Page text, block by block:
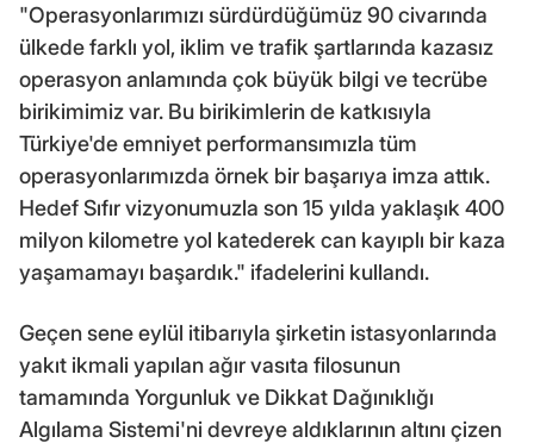
"Operasyonlarımızı sürdürdüğümüz 90 civarında
ülkede farklı yol, iklim ve trafik şartlarında kazasız
operasyon anlamında çok büyük bilgi ve tecrübe
birikimimiz var. Bu birikimlerin de katkısıyla
Türkiye'de emniyet performansımızla tüm
operasyonlarımızda örnek bir başarıya imza attık.
Hedef Sıfır vizyonumuzla son 15 yılda yaklaşık 400
milyon kilometre yol katederek can kayıplı bir kaza
yaşamamayı başardık." ifadelerini kullandı.
Geçen sene eylül itibarıyla şirketin istasyonlarında
yakıt ikmali yapılan ağır vasıta filosunun
tamamında Yorgunluk ve Dikkat Dağınıklığı
Algılama Sistemi'ni devreye aldıklarının altını çizen